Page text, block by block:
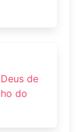
de
do